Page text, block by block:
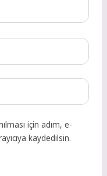
için adım, e-
kaydedilsin.